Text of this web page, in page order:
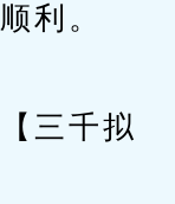
利。
三千拟